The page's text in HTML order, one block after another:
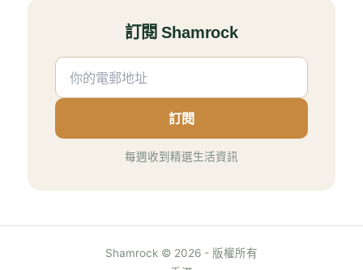
訂閱 Shamrock
訂閱
每週收到精選生活資訊
Shamrock © 2026 - 版權所有